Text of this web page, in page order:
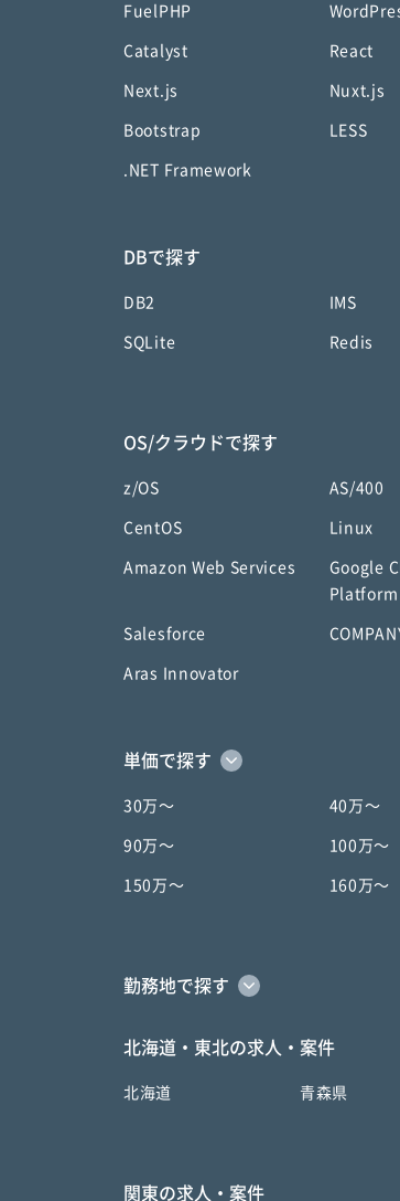
FuelPHP
Catalyst React
Next.js Nuxt.js
Bootstrap LESS
.NET Framework
DBで探す
DB2 IMS
SQLite Redis
OS/クラウドで探す
z/OS AS/400
CentOS Linux
Amazon Web Services
Google
Platform
Salesforce
Aras Innovator
単価で探す
30万〜 40万〜
90万〜 100万〜
150万〜 160万〜
勤務地で探す
北海道・東北の求人・案件
北海道 青森県
関東の求人・案件